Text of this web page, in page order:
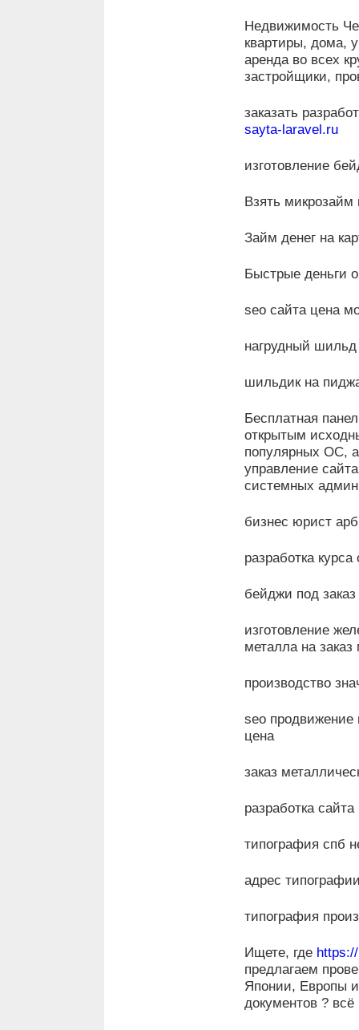
Недвижимость
квартиры, дома,
аренда во всех
застройщики,
заказать
sayta-laravel.ru
изготовление
Взять микрозайм
Займ денег на
Быстрые деньги
seo сайта цена
нагрудный шильд
шильдик на
Бесплатная
открытым
популярных ОС,
управление
системных
бизнес юрист
разработка
бейджи под заказ
изготовление
металла на заказ
производство
seo продвижение
цена
заказ
разработка
типография спб
адрес
типография
Ищете, где
предлагаем
Японии, Европы
документов ?